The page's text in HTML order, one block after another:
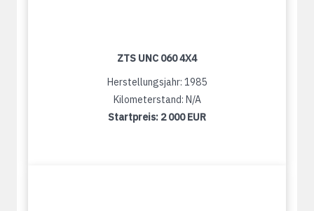
ZTS UNC 060 4X4
Herstellungsjahr: 1985
Kilometerstand: N/A
Startpreis: 2 000 EUR